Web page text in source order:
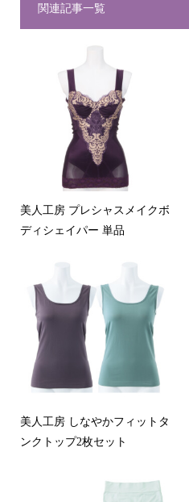
関連記事一覧
美人工房 プレシャスメイクボ
ディシェイパー 単品
美人工房 しなやかフィットタ
ンクトップ2枚セット